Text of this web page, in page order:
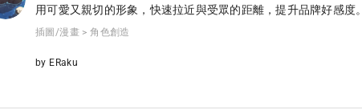
用可愛又親切的形象，快速拉近與受眾的距離，提升品牌好感度。
插圖/漫畫 > 角色創造
by ERaku